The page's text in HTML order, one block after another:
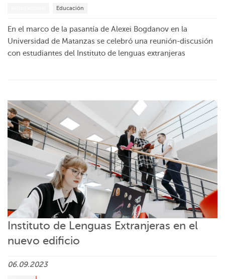
Educación
En el marco de la pasantía de Alexei Bogdanov en la
Universidad de Matanzas se celebró una reunión-discusión
con estudiantes del Instituto de lenguas extranjeras
Instituto de Lenguas Extranjeras en el
nuevo edificio
06.09.2023